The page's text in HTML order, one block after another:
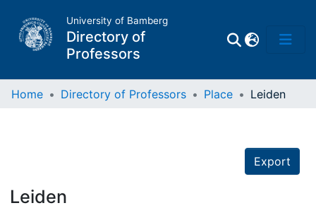
University of Bamberg
Directory of
Professors
Persons
Home Directory of Professors Place Leiden
Export
Leiden